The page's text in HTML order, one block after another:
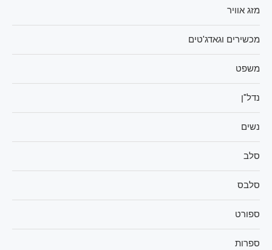
מזג אוויר
מכשירים וגאדג'טים
משפט
נדל"ן
נשים
סלב
סלבס
ספורט
ספרות